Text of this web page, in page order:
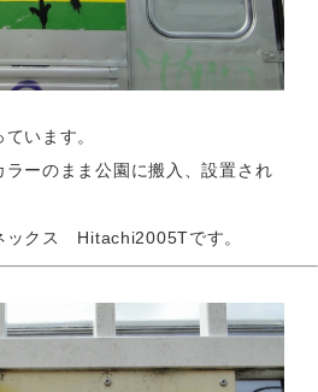
います。
ーのまま公園に搬入、設置され
クス Hitachi2005Tです。